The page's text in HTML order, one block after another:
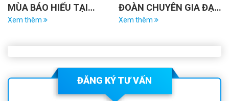
MÙA BÁO HIẾU TẠI
BỆNH VIỆN LÃO KHOA
Xem thêm
ĐOÀN CHUYÊN GIA ĐẠI
HỌC MONASH ÚC
Xem thêm
ĐĂNG KÝ TƯ VẤN